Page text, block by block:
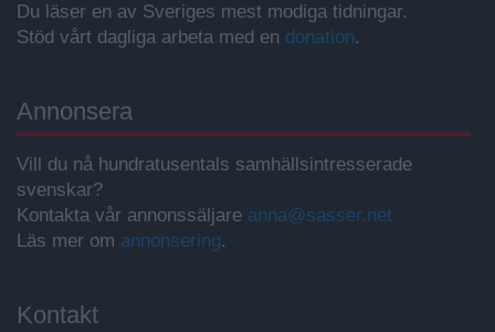
Du läser en av Sveriges mest modiga tidningar.
Stöd vårt dagliga arbeta med en donation.
Annonsera
Vill du nå hundratusentals samhällsintresserade
svenskar?
Kontakta vår annonssäljare anna@sasser.net
Läs mer om annonsering.
Kontakt